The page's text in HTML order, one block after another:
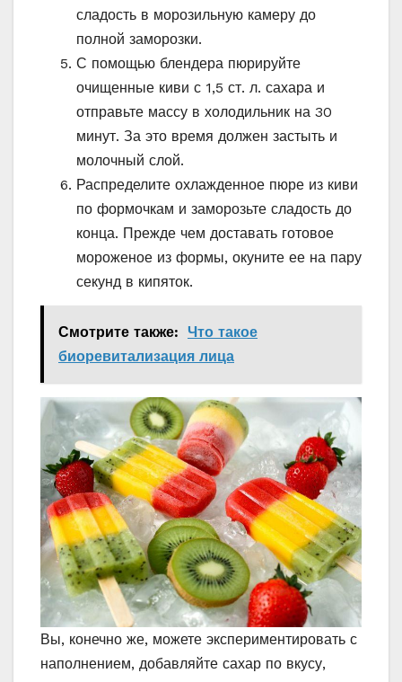
сладость в морозильную камеру до
полной заморозки.
С помощью блендера пюрируйте
очищенные киви с 1,5 ст. л. сахара и
отправьте массу в холодильник на 30
минут. За это время должен застыть и
молочный слой.
Распределите охлажденное пюре из киви
по формочкам и заморозьте сладость до
конца. Прежде чем доставать готовое
мороженое из формы, окуните ее на пару
секунд в кипяток.
Смотрите также: Что такое
биоревитализация лица
Вы, конечно же, можете экспериментировать с
наполнением, добавляйте сахар по вкусу,